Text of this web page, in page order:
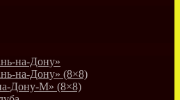
на-Дону»
на-Дону» (8×8)
Дону-М» (8×8)